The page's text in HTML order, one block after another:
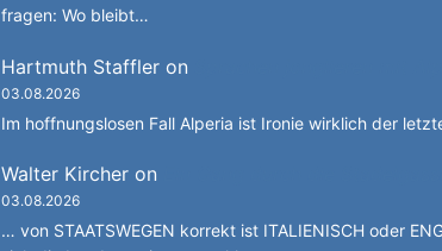
fragen: Wo bleibt…
Hartmuth Staffler on
03.08.2026
Im hoffnungslosen Fall Alperia ist Ironie wirklich der
Walter Kircher on
03.08.2026
… von STAATSWEGEN korrekt ist ITALIENISCH oder